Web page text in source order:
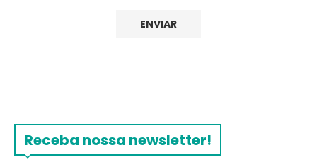
Receba nossa newsletter!